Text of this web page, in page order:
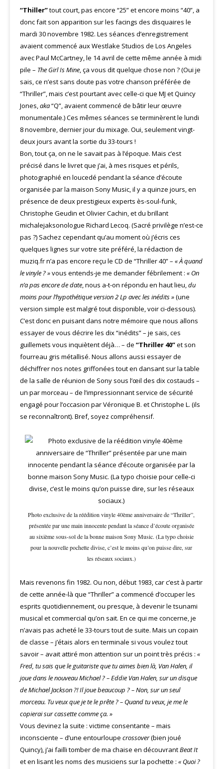
“Thiller”tout court, pas encore “25” et encore moins “40”, a
donc fait son apparition sur les facings des disquaires le
mardi 30 novembre 1982. Les séances d’enregistrement
avaient commencé aux Westlake Studios de Los Angeles
avec Paul McCartney, le 14 avril de cette même année à midi
pile – The Girl Is Mine, ça vous dit quelque chose non ? (Oui je
sais, ce n’est sans doute pas votre chanson préférée de
“Thriller”, mais c’est pourtant avec celle-ci que MJ et Quincy
Jones,aka“Q”, avaient commencé de bâtir leur œuvre
monumentale.) Ces mêmes séances se terminèrent le lundi
8 novembre, dernier jour du mixage. Oui, seulement vingt-
deux jours avant la sortie du 33-tours !
Bon, tout ça, on ne le savait pas à l’époque. Mais c’est
précisé dans le livret que j’ai, à mes risques et périls,
photographié en loucedé pendant la séance d’écoute
organisée par la maison Sony Music, il y a quinze jours, en
présence de deux prestigieux experts ès-soul-funk,
Christophe Geudin et Olivier Cachin, et du brillant
michalejaksonologue Richard Lecoq. (Sacré privilège n’est-ce
pas ?) Sachez cependant qu’au moment où j’écris ces
quelques lignes sur votre site préféré, la rédaction de
muziq.fr n’a pas encore reçu le CD de “Thriller 40” – « À quand
le vinyle ? »vous entends-je me demander fébrilement : « On
n’a pas encore de date, nous a-t-on répondu en haut lieu,du
moins pour l’hypothétique version 2 Lp avec les inédits »(une
version simple est malgré tout disponible, voir ci-dessous).
C’est donc en puisant dans notre mémoire que nous allons
essayer de vous décrire les dix “inédits” – je sais, ces
guillemets vous inquiètent déjà… – de “Thriller 40”et son
fourreau gris métallisé. Nous allons aussi essayer de
déchiffrer nos notes griffonées tout en dansant sur la table
de la salle de réunion de Sony sous l’œil des dix costauds –
un par morceau – de l’impressionnant service de sécurité
engagé pour l’occasion par Véronique B. et Christophe L. (ils
se reconnaîtront). Bref, soyez compréhensif.
Photo exclusive de la réédition vinyle 40ème anniversaire de “Thriller”,
présentée par une main innocente pendant la séance d’écoute organisée
au sixième sous-sol de la bonne maison Sony Music. (La typo choisie
pour la nouvelle pochette divise, c’est le moins qu’on puisse dire, sur
les réseaux sociaux.)
Mais revenons fin 1982. Ou non, début 1983, car c’est à partir
de cette année-là que “Thriller” a commencé d’occuper les
esprits quotidiennement, ou presque, à devenir le tsunami
musical et commercial qu’on sait. En ce qui me concerne, je
n’avais pas acheté le 33-tours tout de suite. Mais un copain
de classe – j’étais alors en terminale si vous voulez tout
savoir – avait attiré mon attention sur un point très précis : «
Fred, tu sais que le guitariste que tu aimes bien là, Van Halen, il
joue dans le nouveau Michael ? – Eddie Van Halen, sur un disque
de Michael Jackson ?! Il joue beaucoup ? – Non, sur un seul
morceau. Tu veux que je te le prête ? – Quand tu veux, je me le
copierai sur cassette comme ça. »
Vous devinez la suite : victime consentante – mais
inconsciente – d’une entourloupe crossover(bien joué
Quincy), j’ai failli tomber de ma chaise en découvrantBeat It
et en lisant les noms des musiciens sur la pochette : « Quoi ?